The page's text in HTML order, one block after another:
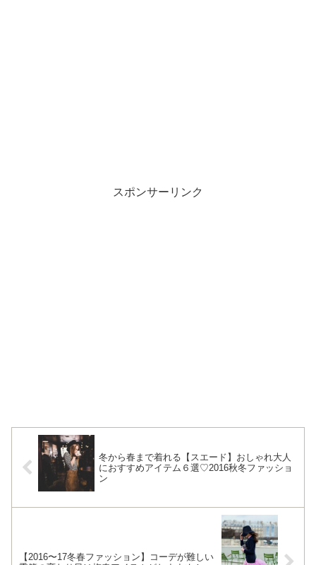
スポンサーリンク
冬から春まで着れる【スエード】おしゃれ大人
におすすめアイテム６選♡2016秋冬ファッショ
ン
【2016〜17冬春ファッション】コーデが難しい